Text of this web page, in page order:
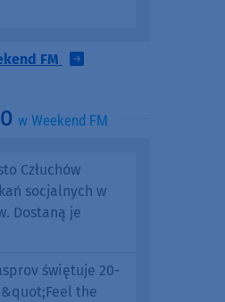
FM
w Weekend FM
Człuchów
socjalnych w
Dostaną je
świętuje 20-
the